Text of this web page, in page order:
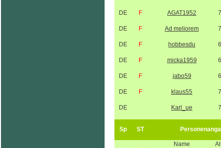
DE F AGAT1952
DE F Ad meliorem
DE F hobbesdu
DE F micka1959
DE F jabo59
DE F klaus55
DE Karl_ue
Sp ST
Name